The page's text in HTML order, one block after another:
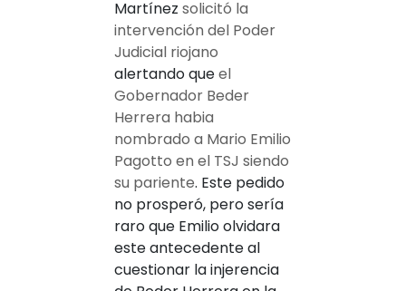
Martínezsolicitó la
intervención del Poder
Judicial riojano
alertando queel
Gobernador Beder
Herrera habia
nombrado a Mario Emilio
Pagotto en el TSJ siendo
su pariente. Este pedido
no prosperó, pero sería
raro que Emilio olvidara
este antecedente al
cuestionar la injerencia